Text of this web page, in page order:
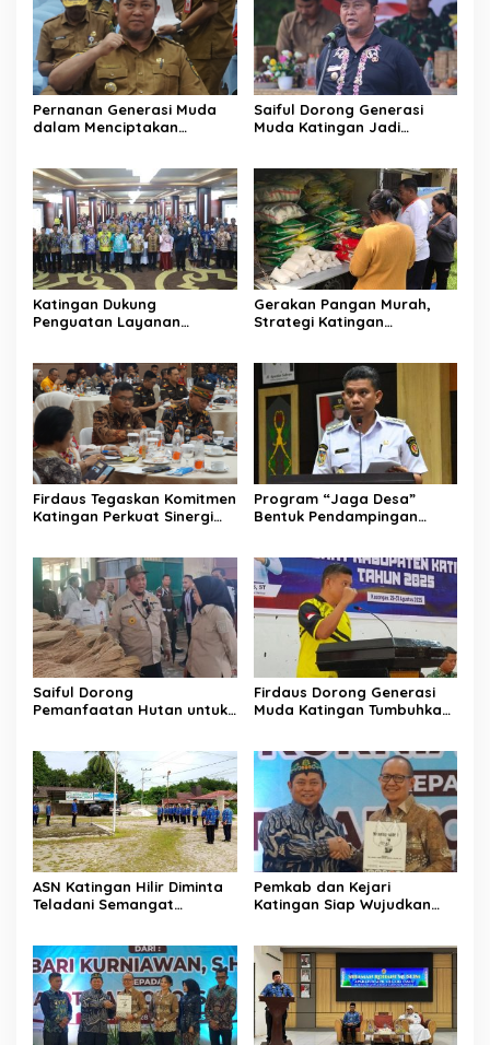
Pernanan Generasi Muda
dalam Menciptakan
Saiful Dorong Generasi
Muda Katingan Jadi
Katingan Dukung
Penguatan Layanan
Gerakan Pangan Murah,
Strategi Katingan
Firdaus Tegaskan Komitmen
Katingan Perkuat Sinergi
Program “Jaga Desa”
Bentuk Pendampingan
Saiful Dorong
Pemanfaatan Hutan untuk
Firdaus Dorong Generasi
Muda Katingan Tumbuhkan
ASN Katingan Hilir Diminta
Teladani Semangat
Pemkab dan Kejari
Katingan Siap Wujudkan